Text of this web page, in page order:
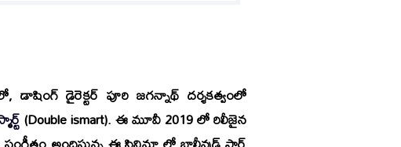
డాషింగ్ డైరెక్టర్ పూరి జగన్నాథ్ దర్శకత్వంలో
(Double ismart). ఈ మూవీ 2019 లో రిలీజైన